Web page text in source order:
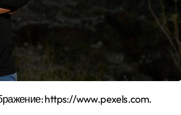
https://www.pexels.com.